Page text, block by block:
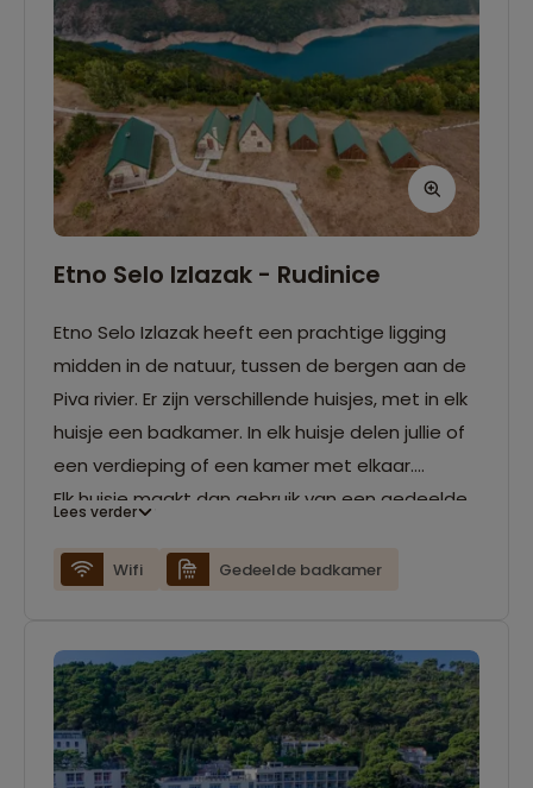
Etno Selo Izlazak - Rudinice
Etno Selo Izlazak heeft een prachtige ligging
midden in de natuur, tussen de bergen aan de
Piva rivier. Er zijn verschillende huisjes, met in elk
huisje een badkamer. In elk huisje delen jullie of
een verdieping of een kamer met elkaar.
Elk huisje maakt dan gebruik van een gedeelde
waar je gezellig samen kunt komen om een
Lees verder
Wifi Gedeelde badkamer